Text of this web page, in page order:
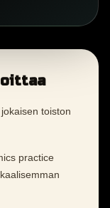
toiston
practice